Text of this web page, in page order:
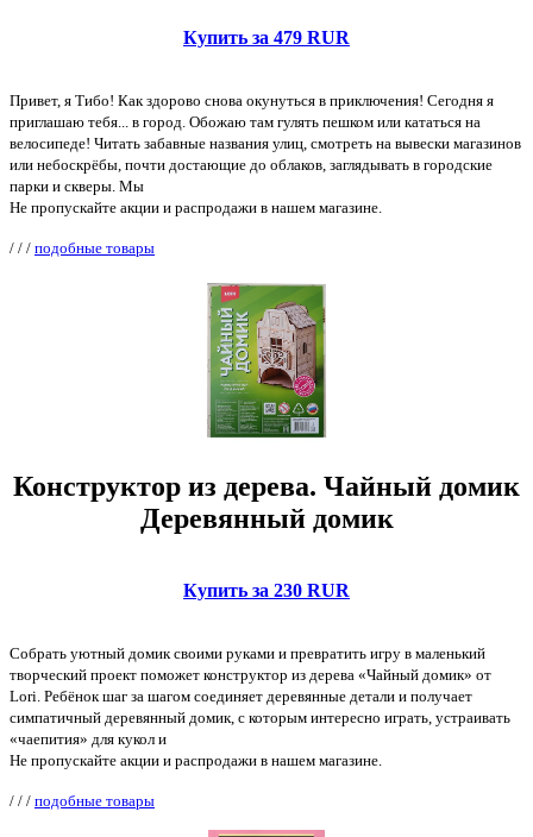
Купить за 479 RUR
Привет, я Тибо! Как здорово снова окунуться в приключения! Сегодня я
приглашаю тебя... в город. Обожаю там гулять пешком или кататься на
велосипеде! Читать забавные названия улиц, смотреть на вывески магазинов
или небоскрёбы, почти достающие до облаков, заглядывать в городские
парки и скверы. Мы
Не пропускайте акции и распродажи в нашем магазине.
/ / / подобные товары
Конструктор из дерева. Чайный домик
Деревянный домик
Купить за 230 RUR
Собрать уютный домик своими руками и превратить игру в маленький
творческий проект поможет конструктор из дерева «Чайный домик» от
Lori. Ребёнок шаг за шагом соединяет деревянные детали и получает
симпатичный деревянный домик, с которым интересно играть, устраивать
«чаепития» для кукол и
Не пропускайте акции и распродажи в нашем магазине.
/ / / подобные товары